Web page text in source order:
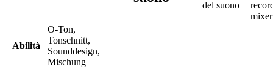
del suono
mixer
Abilità
O-Ton,
Tonschnitt,
Sounddesign,
Mischung